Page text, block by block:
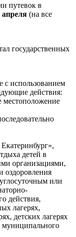
путевок в
апреля (на все
государственных
с использованием
действия:
местоположение
детей в
организациями,
оздоровления
или
действия,
лагерях,
детских лагерях
муниципального